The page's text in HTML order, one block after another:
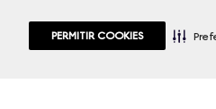
PERMITIR COOKIES